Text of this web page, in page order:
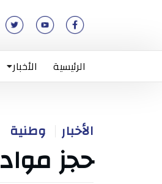
الرئيسية الأخبار
الأخبار وطنية
حجز